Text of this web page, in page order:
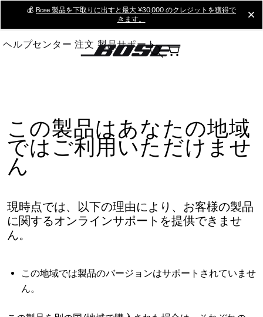
Main
💰 Bose 製品を下取りに出すと最大 ¥30,000 のクレジットを獲得で
きます。
ヘルプセンター 注文 製品サポート
この製品はあなたの地域
ではご利用いただけませ
ん
現時点では、以下の理由により、お客様の製品
に関するオンラインサポートを提供できませ
ん。
この地域では製品のバージョンはサポートされていませ
ん。